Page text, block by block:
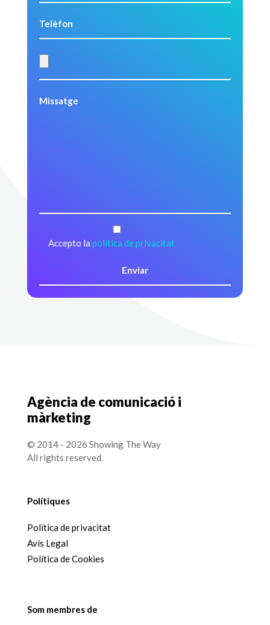
Accepto la política de privacitat
Agència de comunicació i
màrketing
© 2014 - 2026 Showing The Way
All rights reserved.
Polítiques
Política de privacitat
Avís Legal
Política de Cookies
Som membres de